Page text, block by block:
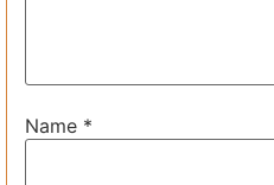
Name *